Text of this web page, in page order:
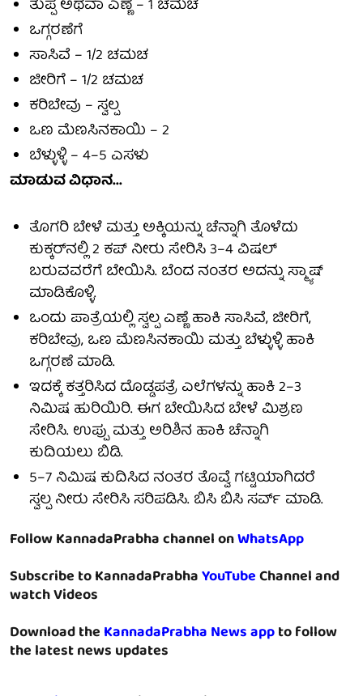
ತುಪ್ಪ ಅಥವಾ ಎಣ್ಣೆ – 1 ಚಮಚ
ಒಗ್ಗರಣೆಗೆ
ಸಾಸಿವೆ – 1/2 ಚಮಚ
ಜೀರಿಗೆ – 1/2 ಚಮಚ
ಕರಿಬೇವು – ಸ್ವಲ್ಪ
ಒಣ ಮೆಣಸಿನಕಾಯಿ – 2
ಬೆಳ್ಳುಳ್ಳಿ – 4–5 ಎಸಳು
ಮಾಡುವ ವಿಧಾನ...
ತೊಗರಿ ಬೇಳೆ ಮತ್ತು ಅಕ್ಕಿಯನ್ನು ಚೆನ್ನಾಗಿ ತೊಳೆದು
ಕುಕ್ಕರ್‌ನಲ್ಲಿ 2 ಕಪ್ ನೀರು ಸೇರಿಸಿ 3–4 ವಿಷಲ್
ಬರುವವರೆಗೆ ಬೇಯಿಸಿ. ಬೆಂದ ನಂತರ ಅದನ್ನು ಸ್ಮ್ಯಾಷ್
ಮಾಡಿಕೊಳ್ಳಿ.
ಒಂದು ಪಾತ್ರೆಯಲ್ಲಿ ಸ್ವಲ್ಪ ಎಣ್ಣೆ ಹಾಕಿ ಸಾಸಿವೆ, ಜೀರಿಗೆ,
ಕರಿಬೇವು, ಒಣ ಮೆಣಸಿನಕಾಯಿ ಮತ್ತು ಬೆಳ್ಳುಳ್ಳಿ ಹಾಕಿ
ಒಗ್ಗರಣೆ ಮಾಡಿ.
ಇದಕ್ಕೆ ಕತ್ತರಿಸಿದ ದೊಡ್ಡಪತ್ರೆ ಎಲೆಗಳನ್ನು ಹಾಕಿ 2–3
ನಿಮಿಷ ಹುರಿಯಿರಿ. ಈಗ ಬೇಯಿಸಿದ ಬೇಳೆ ಮಿಶ್ರಣ
ಸೇರಿಸಿ. ಉಪ್ಪು ಮತ್ತು ಅರಿಶಿನ ಹಾಕಿ ಚೆನ್ನಾಗಿ
ಕುದಿಯಲು ಬಿಡಿ.
5–7 ನಿಮಿಷ ಕುದಿಸಿದ ನಂತರ ತೊವ್ವೆ ಗಟ್ಟಿಯಾಗಿದರೆ
ಸ್ವಲ್ಪ ನೀರು ಸೇರಿಸಿ ಸರಿಪಡಿಸಿ. ಬಿಸಿ ಬಿಸಿ ಸರ್ವ್ ಮಾಡಿ.
Follow KannadaPrabha channel onWhatsApp
Subscribe to KannadaPrabhaYouTubeChannel and
watch Videos
Download theKannadaPrabha News appto follow
the latest news updates